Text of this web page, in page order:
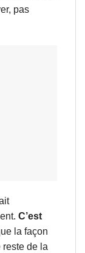
pas
C’est
la façon
reste de la